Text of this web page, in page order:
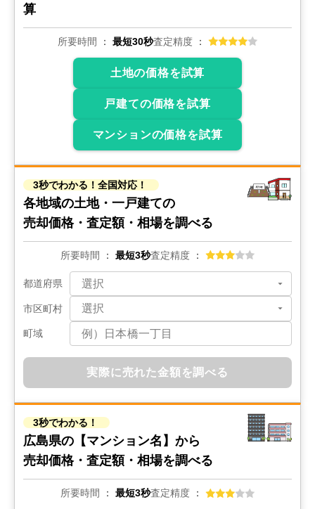
算
所要時間 最短30秒査定精度
土地の価格を試算
戸建ての価格を試算
マンションの価格を試算
3秒でわかる！全国対応！
各地域の土地・一戸建ての
売却価格・査定額・相場を調べる
所要時間 最短3秒査定精度
都道府県
市区町村
町域
実際に売れた金額を調べる
3秒でわかる！
広島県の 【マンション名】から
売却価格・査定額・相場を調べる
所要時間 最短3秒査定精度